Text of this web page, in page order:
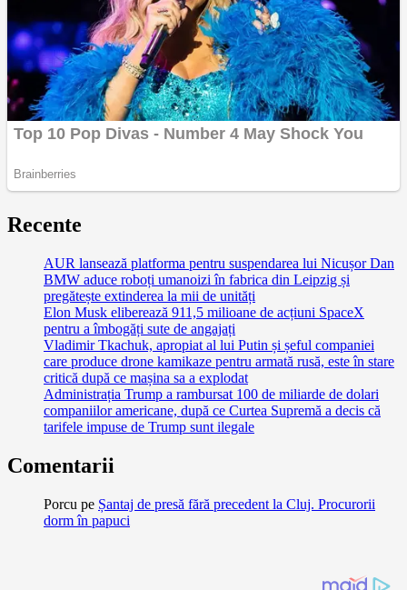
Recente
AUR lansează platforma pentru suspendarea lui Nicușor Dan
BMW aduce roboți umanoizi în fabrica din Leipzig și
pregătește extinderea la mii de unități
Elon Musk eliberează 911,5 milioane de acțiuni SpaceX
pentru a îmbogăți sute de angajați
Vladimir Tkachuk, apropiat al lui Putin și șeful companiei
care produce drone kamikaze pentru armată rusă, este în stare
critică după ce mașina sa a explodat
Administrația Trump a rambursat 100 de miliarde de dolari
companiilor americane, după ce Curtea Supremă a decis că
tarifele impuse de Trump sunt ilegale
Comentarii
Porcu pe Șantaj de presă fără precedent la Cluj. Procurorii
dorm în papuci